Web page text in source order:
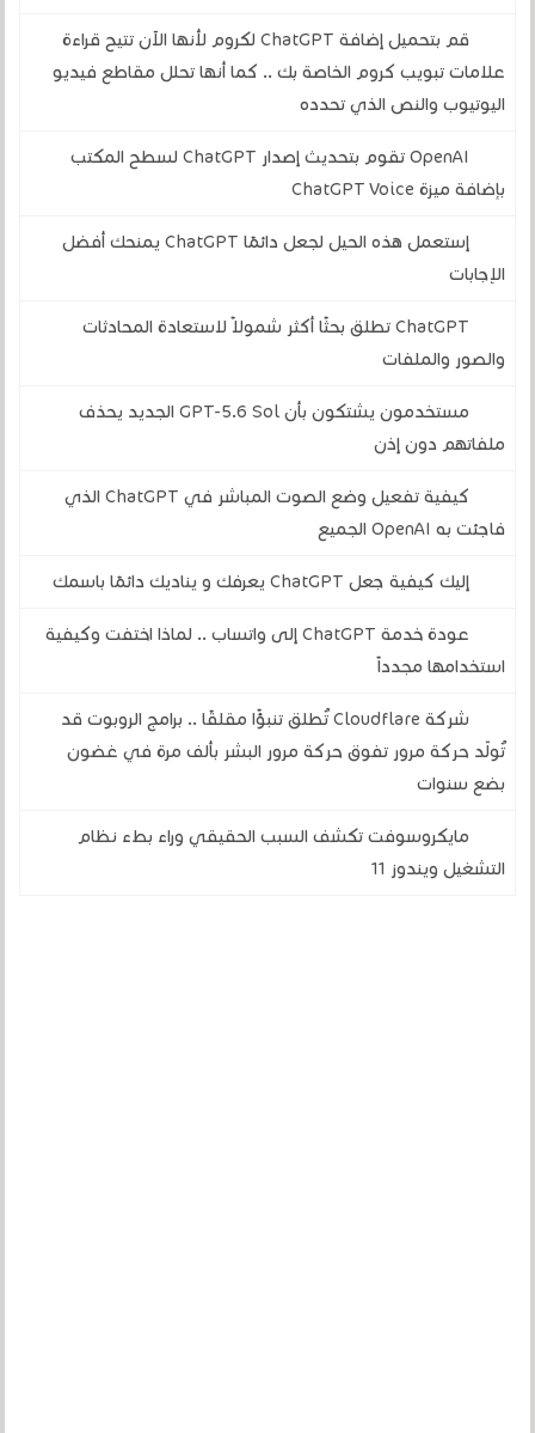
قم بتحميل إضافة ChatGPT لكروم لأنها الآن تتيح قراءة
علامات تبويب كروم الخاصة بك .. كما أنها تحلل مقاطع فيديو
اليوتيوب والنص الذي تحدده
OpenAI تقوم بتحديث إصدار ChatGPT لسطح المكتب
بإضافة ميزة ChatGPT Voice
إستعمل هذه الحيل لجعل دائمًا ChatGPT يمنحك أفضل
الإجابات
ChatGPT تطلق بحثًا أكثر شمولاً لاستعادة المحادثات
والصور والملفات
مستخدمون يشتكون بأن GPT-5.6 Sol الجديد يحذف
ملفاتهم دون إذن
كيفية تفعيل وضع الصوت المباشر في ChatGPT الذي
فاجئت به OpenAI الجميع
إليك كيفية جعل ChatGPT يعرفك و يناديك دائمًا باسمك
عودة خدمة ChatGPT إلى واتساب .. لماذا اختفت وكيفية
استخدامها مجدداً
شركة Cloudflare تُطلق تنبؤًا مقلقًا .. برامج الروبوت قد
تُولّد حركة مرور تفوق حركة مرور البشر بألف مرة في غضون
بضع سنوات
مايكروسوفت تكشف السبب الحقيقي وراء بطء نظام
التشغيل ويندوز 11